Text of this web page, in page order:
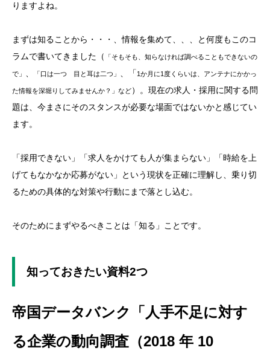
りますよね。
まずは知ることから・・・、情報を集めて、、、と何度もこのコ
ラムで書いてきました（
「 そもそも、知らなければ調べることもできないの
で 」 、 「 口は一つ 目と耳は二つ 」 、「 1か月に1度くらいは、アンテナにかかっ
た情報を深堀りしてみませんか？ 」など）。現在の求人・採用に関する問
題は、今まさにそのスタンスが必要な場面ではないかと感じてい
ます。
「採用できない」「求人をかけても人が集まらない」「時給を上
げてもなかなか応募がない」という現状を正確に理解し、乗り切
るための具体的な対策や行動にまで落とし込む。
そのためにまずやるべきことは「知る」ことです。
知っておきたい資料2つ
帝国データバンク「人手不足に対す
る企業の動向調査（2018 年 10